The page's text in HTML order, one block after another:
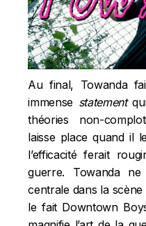
Au final, Towanda
immense statement
théories non-
laisse place quand il
l’efficacité ferait
guerre. Towanda
centrale dans la
le fait Downtown